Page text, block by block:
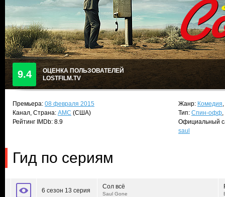
9.4
ОЦЕНКА ПОЛЬЗОВАТЕЛЕЙ
LOSTFILM.TV
Премьера: 08 февраля 2015
Канал, Страна: AMC (США)
Рейтинг IMDb: 8.9
Жанр: Комедия,
Тип: Спин-офф,
Официальный
saul
Гид по сериям
6 сезон 13 серия
Сол всё
Saul Gone